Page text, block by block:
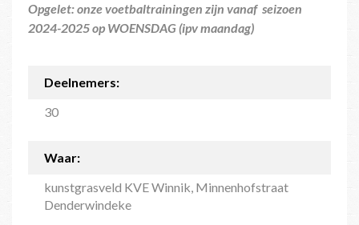
Opgelet: onze voetbaltrainingen zijn vanaf seizoen
2024-2025 op WOENSDAG (ipv maandag)
Deelnemers:
30
Waar:
kunstgrasveld KVE Winnik, Minnenhofstraat
Denderwindeke